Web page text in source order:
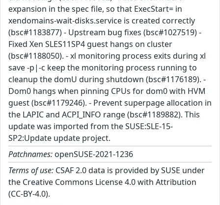
expansion in the spec file, so that ExecStart= in
xendomains-wait-disks.service is created correctly
(bsc#1183877) - Upstream bug fixes (bsc#1027519) -
Fixed Xen SLES11SP4 guest hangs on cluster
(bsc#1188050). - xl monitoring process exits during xl
save -p|-c keep the monitoring process running to
cleanup the domU during shutdown (bsc#1176189). -
Dom0 hangs when pinning CPUs for dom0 with HVM
guest (bsc#1179246). - Prevent superpage allocation in
the LAPIC and ACPI_INFO range (bsc#1189882). This
update was imported from the SUSE:SLE-15-
SP2:Update update project.
Patchnames: openSUSE-2021-1236
Terms of use: CSAF 2.0 data is provided by SUSE under
the Creative Commons License 4.0 with Attribution
(CC-BY-4.0).